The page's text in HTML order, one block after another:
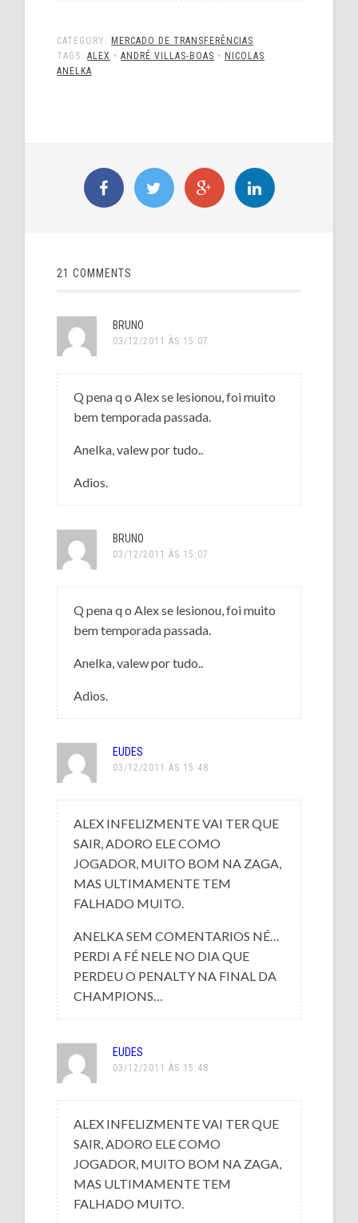
CATEGORY: MERCADO DE TRANSFERÊNCIAS
TAGS:ALEX •ANDRÉ VILLAS-BOAS • NICOLAS
ANELKA
21 COMMENTS
BRUNO
03/12/2011 ÀS 15:07
Q pena q o Alex se lesionou, foi muito
bem temporada passada.
Anelka, valew por tudo..
Adios.
BRUNO
03/12/2011 ÀS 15:07
Q pena q o Alex se lesionou, foi muito
bem temporada passada.
Anelka, valew por tudo..
Adios.
EUDES
03/12/2011 ÀS 15:48
ALEX INFELIZMENTE VAI TER QUE
SAIR, ADORO ELE COMO
JOGADOR, MUITO BOM NA ZAGA,
MAS ULTIMAMENTE TEM
FALHADO MUITO.
ANELKA SEM COMENTARIOS NÉ…
PERDI A FÉ NELE NO DIA QUE
PERDEU O PENALTY NA FINAL DA
CHAMPIONS…
EUDES
03/12/2011 ÀS 15:48
ALEX INFELIZMENTE VAI TER QUE
SAIR, ADORO ELE COMO
JOGADOR, MUITO BOM NA ZAGA,
MAS ULTIMAMENTE TEM
FALHADO MUITO.